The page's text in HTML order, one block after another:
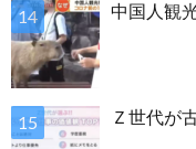
中国人観
Ｚ世代が